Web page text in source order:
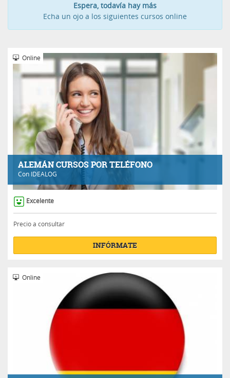
Espera, todavía hay más
Echa un ojo a los siguientes cursos online
ALEMÁN CURSOS POR TELÉFONO
Con IDEALOG
Online
Excelente
Precio a consultar
INFÓRMATE
Online